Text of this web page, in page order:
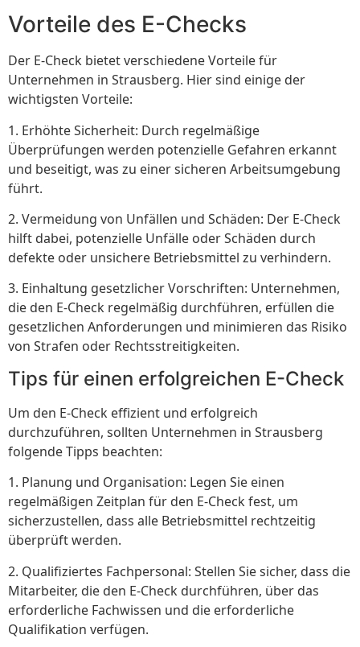
Vorteile des E-Checks
Der E-Check bietet verschiedene Vorteile für
Unternehmen in Strausberg. Hier sind einige der
wichtigsten Vorteile:
1. Erhöhte Sicherheit: Durch regelmäßige
Überprüfungen werden potenzielle Gefahren erkannt
und beseitigt, was zu einer sicheren Arbeitsumgebung
führt.
2. Vermeidung von Unfällen und Schäden: Der E-Check
hilft dabei, potenzielle Unfälle oder Schäden durch
defekte oder unsichere Betriebsmittel zu verhindern.
3. Einhaltung gesetzlicher Vorschriften: Unternehmen,
die den E-Check regelmäßig durchführen, erfüllen die
gesetzlichen Anforderungen und minimieren das Risiko
von Strafen oder Rechtsstreitigkeiten.
Tips für einen erfolgreichen E-Check
Um den E-Check effizient und erfolgreich
durchzuführen, sollten Unternehmen in Strausberg
folgende Tipps beachten:
1. Planung und Organisation: Legen Sie einen
regelmäßigen Zeitplan für den E-Check fest, um
sicherzustellen, dass alle Betriebsmittel rechtzeitig
überprüft werden.
2. Qualifiziertes Fachpersonal: Stellen Sie sicher, dass die
Mitarbeiter, die den E-Check durchführen, über das
erforderliche Fachwissen und die erforderliche
Qualifikation verfügen.